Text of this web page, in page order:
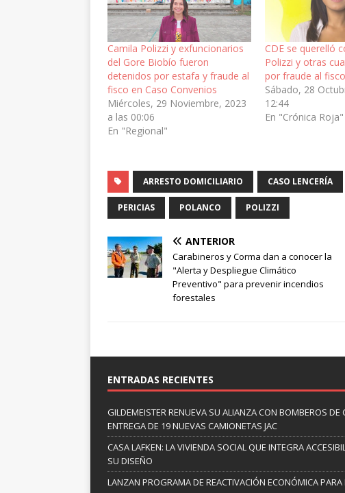
Camila Polizzi y exfuncionarios
del Gore Biobío fueron
detenidos por estafa y fraude al
fisco en Caso Convenios
Miércoles, 29 Noviembre, 2023
a las 00:06
En "Regional"
CDE se querelló
Polizzi y otras
por fraude al fisco
Sábado, 28
12:44
En "Crónica Roja"
ARRESTO DOMICILIARIO CASO LENCERÍA
PERICIAS POLANCO POLIZZI
ANTERIOR
Carabineros y Corma dan a conocer la
"Alerta y Despliegue Climático
Preventivo" para prevenir incendios
forestales
ENTRADAS RECIENTES
GILDEMEISTER RENUEVA SU ALIANZA CON BOMBEROS DE
ENTREGA DE 19 NUEVAS CAMIONETAS JAC
CASA LAFKEN: LA VIVIENDA SOCIAL QUE INTEGRA
SU DISEÑO
LANZAN PROGRAMA DE REACTIVACIÓN ECONÓMICA PARA